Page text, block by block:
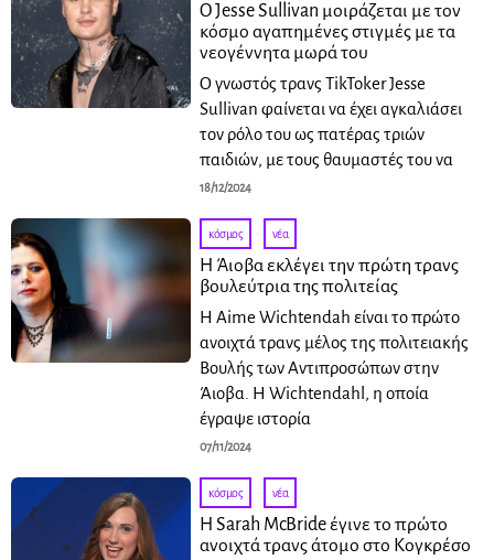
Ο Jesse Sullivan μοιράζεται με τον
κόσμο αγαπημένες στιγμές με τα
νεογέννητα μωρά του
Ο γνωστός τρανς TikToker Jesse
Sullivan φαίνεται να έχει αγκαλιάσει
τον ρόλο του ως πατέρας τριών
παιδιών, με τους θαυμαστές του να
18/12/2024
κόσμος · νέα
Η Άιοβα εκλέγει την πρώτη τρανς
βουλεύτρια της πολιτείας
Η Aime Wichtendah είναι το πρώτο
ανοιχτά τρανς μέλος της πολιτειακής
Βουλής των Αντιπροσώπων στην
Άιοβα. Η Wichtendahl, η οποία
έγραψε ιστορία
07/11/2024
κόσμος · νέα
Η Sarah McBride έγινε το πρώτο
ανοιχτά τρανς άτομο στο Κογκρέσο